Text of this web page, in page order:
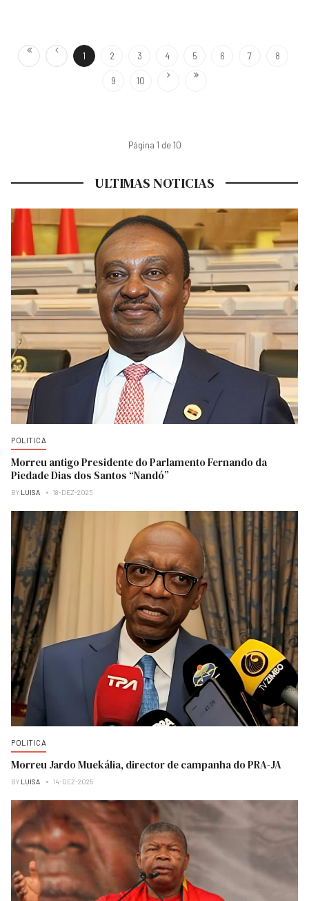
1 2 3 4 5 6 7 8
9 10
Página 1 de 10
ULTIMAS NOTICIAS
POLITICA
Morreu antigo Presidente do Parlamento Fernando da
Piedade Dias dos Santos “Nandó”
BY LUISA 18-DEZ-2025
POLITICA
Morreu Jardo Muekália, director de campanha do PRA-JA
BY LUISA 14-DEZ-2025